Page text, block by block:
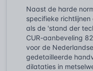
Naast de harde
specifieke
als de 'stand der
CUR-aanbeveling
voor de
gedetailleerde
dilataties in